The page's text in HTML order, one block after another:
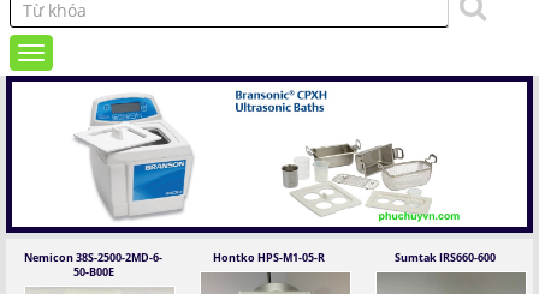
Nemicon 38S-2500-2MD-6-
50-B00E
Hontko HPS-M1-05-R Sumtak IRS660-600